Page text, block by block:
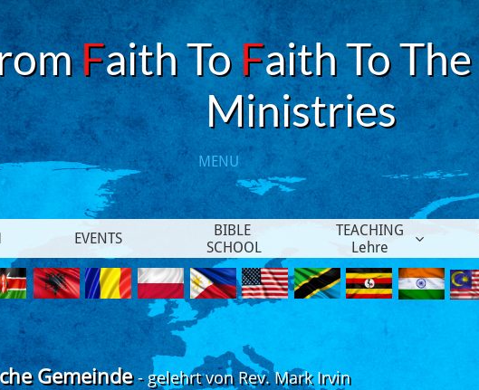
Faith ToFaith To The
​Ministries
MENU​
EVENTS
BIBLE
SCHOOL
TEACHING
Lehre

Gemeinde - gelehrt von Rev. Mark Irvin